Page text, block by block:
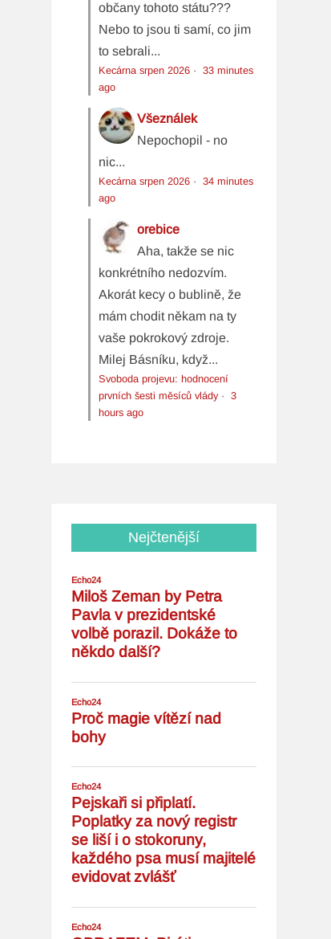
občany tohoto státu???
Nebo to jsou ti samí, co jim
to sebrali...
Kecárna srpen 2026 ·33 minutes
ago
Všeználek
Nepochopil - no
nic...
Kecárna srpen 2026 ·34 minutes
ago
orebice
Aha, takže se nic
konkrétního nedozvím.
Akorát kecy o bublině, že
mám chodit někam na ty
vaše pokrokový zdroje.
Milej Básníku, když...
Svoboda projevu: hodnocení
prvních šesti měsíců vlády·3
hours ago
Nejčtenější